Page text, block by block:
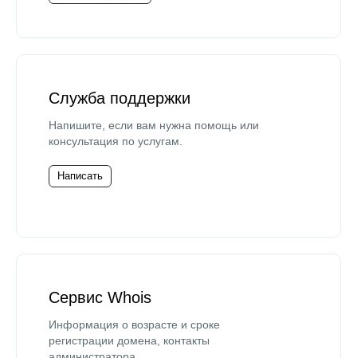
Служба поддержки
Напишите, если вам нужна помощь или
консультация по услугам.
Написать
Сервис Whois
Информация о возрасте и сроке
регистрации домена, контакты